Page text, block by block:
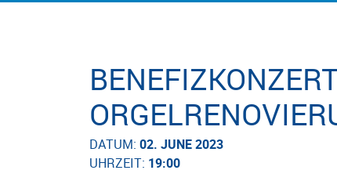
DATUM: 02. JUNE 2023
UHRZEIT: 19:00